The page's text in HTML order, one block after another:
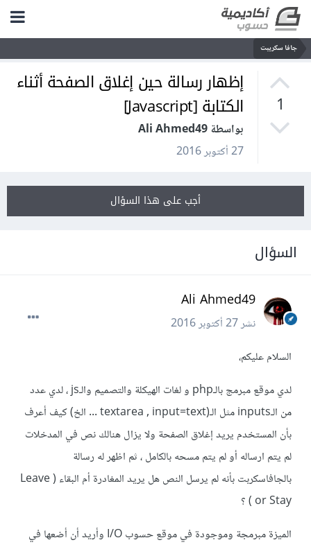
جافا سكريبت
1
إظهار رسالة حين إغلاق الصفحة أثناء
الكتابة [Javascript]
بواسطة Ali Ahmed49
27 أكتوبر 2016
أجب على هذا السؤال
السؤال
Ali Ahmed49
نشر27 أكتوبر 2016
السلام عليكم،
لدي موقع مبرمج بالـphp و لغات الهيكلة والتصميم والـjs ، لدي عدد
من الـinputs مثل الـ(textarea , input=text ... الخ) كيف أعرف
بأن المستخدم يريد إغلاق الصفحة ولا يزال هنالك نص في المدخلات
لم يتم ارساله أو لم يتم مسحه بالكامل ، ثم اظهر له رسالة
بالجافاسكربت بأنه لم يرسل النص هل يريد المغادرة أم البقاء ( Leave
or Stay ) ؟
الميزة مبرمجة وموجودة في موقع حسوب I/O وأريد أن أضعها في